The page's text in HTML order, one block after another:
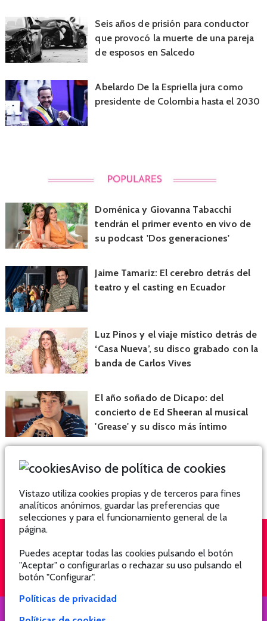
Seis años de prisión para conductor
que provocó la muerte de una pareja
de esposos en Salcedo
Abelardo De la Espriella jura como
presidente de Colombia hasta el 2030
Doménica y Giovanna Tabacchi
tendrán el primer evento en vivo de
su podcast 'Dos generaciones'
Jaime Tamariz: El cerebro detrás del
teatro y el casting en Ecuador
Luz Pinos y el viaje místico detrás de
‘Casa Nueva’, su disco grabado con la
banda de Carlos Vives
El año soñado de Dicapo: del
concierto de Ed Sheeran al musical
'Grease' y su disco más íntimo
QUIÉNES SOMOS
Aviso de política de cookies
Vistazo utiliza cookies propias y de terceros para fines
analíticos anónimos, guardar las preferencias que
selecciones y para el funcionamiento general de la
página.
Puedes aceptar todas las cookies pulsando el botón
"Aceptar" o configurarlas o rechazar su uso pulsando el
botón "Configurar".
Políticas de privacidad